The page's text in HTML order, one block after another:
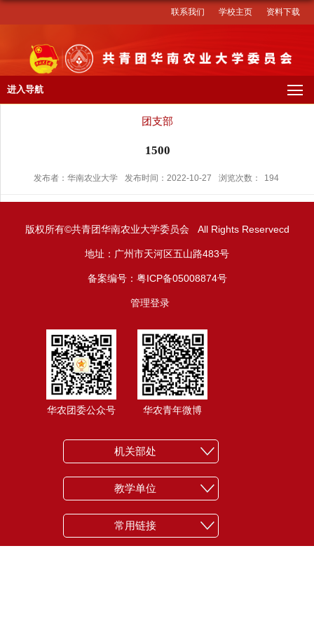
资料下载
学校主页
联系我们
进入导航
团支部
1500
发布者：华南农业大学 发布时间：2022-10-27 浏览次数： 194
版权所有©共青团华南农业大学委员会 All Rights Reservecd
地址：广州市天河区五山路483号
备案编号：粤ICP备05008874号
管理登录
华农团委公众号 华农青年微博
机关部处
教学单位
常用链接